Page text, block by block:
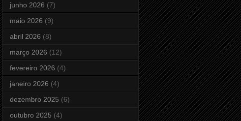
junho 2026 (7)
maio 2026 (9)
abril 2026 (8)
março 2026 (12)
fevereiro 2026 (4)
janeiro 2026 (4)
dezembro 2025 (6)
outubro 2025 (4)